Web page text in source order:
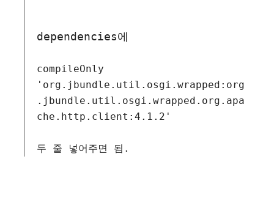
dependencies
compileOnly
'org.jbundle.util.osgi.wrapped:org
.jbundle.util.osgi.wrapped.org.apa
che.http.client:4.1.2'
두 줄 넣어주면 됨.